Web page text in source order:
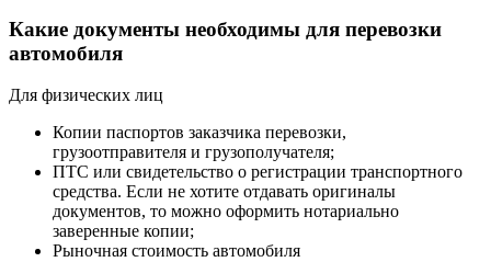
Какие документы необходимы для перевозки
автомобиля
Для физических лиц
Копии паспортов заказчика перевозки,
грузоотправителя и грузополучателя;
ПТС или свидетельство о регистрации транспортного
средства. Если не хотите отдавать оригиналы
документов, то можно оформить нотариально
заверенные копии;
Рыночная стоимость автомобиля